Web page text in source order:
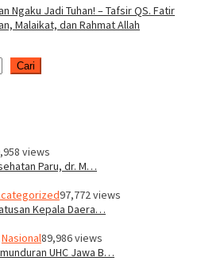
Ngaku Jadi Tuhan! – Tafsir QS. Fatir
Malaikat, dan Rahmat Allah
Cari
views
Paru, dr. M…
97,772 views
Kepala Daera…
Nasional89,986 views
UHC Jawa B…